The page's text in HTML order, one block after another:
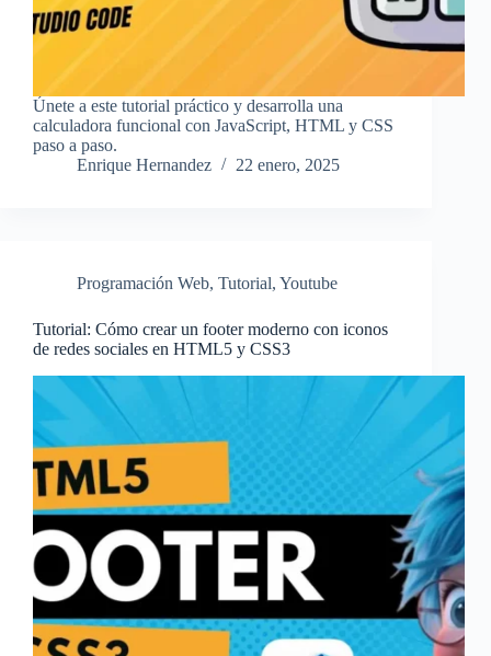
Únete a este tutorial práctico y desarrolla una
calculadora funcional con JavaScript, HTML y CSS
paso a paso.
Enrique Hernandez
22 enero, 2025
Programación Web, Tutorial, Youtube
Tutorial: Cómo crear un footer moderno con iconos
de redes sociales en HTML5 y CSS3